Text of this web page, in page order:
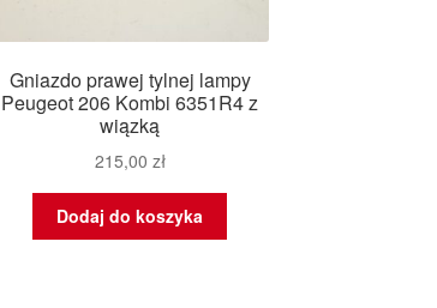
Gniazdo prawej tylnej lampy
Peugeot 206 Kombi 6351R4 z
wiązką
215,00 zł
Dodaj do koszyka